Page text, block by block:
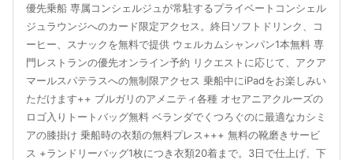
優先乗船 専属コンシェルジュが常駐するプライベートコンシェル
ジュラウンジへのカード限定アクセス。終日ソフトドリンク、コ
ーヒー、スナックを無料で提供 ウェルカムシャンパン1本無料 専
門レストランの優先オンライン予約 リクエストに応じて、アクア
マールスパテラスへの無制限アクセス 乗船中にiPadをお楽しみい
ただけます++ ブルガリのアメニティ各種 オセアニアクルーズの
ロゴ入りトートバッグ無料 ベランダでくつろぐのに最適なカシミ
アの膝掛け 乗船時の衣類の無料プレス+++ 無料の靴磨きサービ
ス +ランドリーバッグ1枚につき衣類20着まで。3日で仕上げ、下